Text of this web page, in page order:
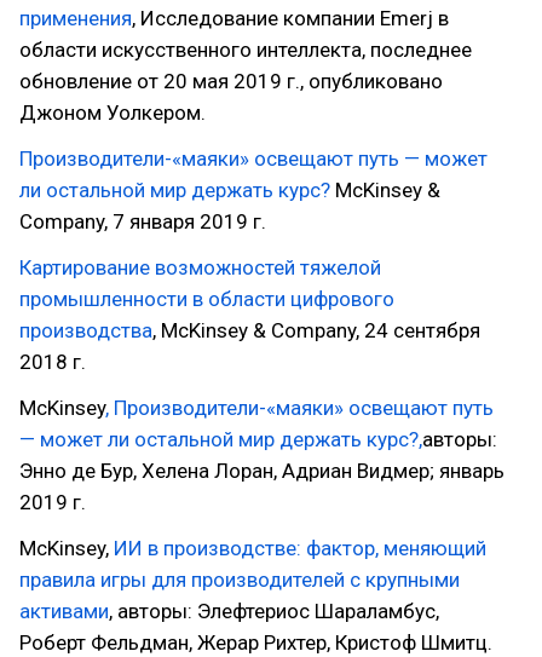
применения, Исследование компании Emerj в
области искусственного интеллекта, последнее
обновление от 20 мая 2019 г., опубликовано
Джоном Уолкером.
Производители-«маяки» освещают путь — может
ли остальной мир держать курс? McKinsey &
Company, 7 января 2019 г.
Картирование возможностей тяжелой
промышленности в области цифрового
производства, McKinsey & Company, 24 сентября
2018 г.
McKinsey, Производители-«маяки» освещают путь
— может ли остальной мир держать курс?,авторы:
Энно де Бур, Хелена Лоран, Адриан Видмер; январь
2019 г.
McKinsey, ИИ в производстве: фактор, меняющий
правила игры для производителей с крупными
активами, авторы: Элефтериос Шараламбус,
Роберт Фельдман, Жерар Рихтер, Кристоф Шмитц.